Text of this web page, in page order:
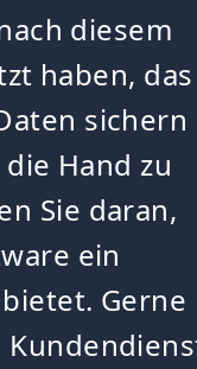
diesem
haben, das
sichern
Hand zu
Sie daran,
ein
Gerne